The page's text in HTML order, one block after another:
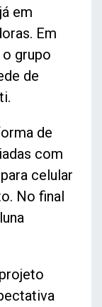
em
Em
grupo
de
de
com
celular
No final